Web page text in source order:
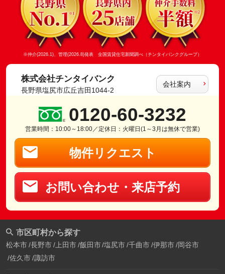
※仲介(2026.1)、管理(2026.8)発表 全国賃貸住宅新聞調べ（チンタイバンクグループ）
株式会社チンタイバンク
長野県塩尻市広丘吉田1044-2
会社案内
0120-60-3232
営業時間：10:00～18:00／定休日：火曜日(1～3月は無休で営業)
物件リクエスト
お問い合わせ・来店予約
市区町村から探す
松本市 長野市 上田市 飯田市 塩尻市 千曲市 伊那市 岡谷市
佐久市 諏訪市